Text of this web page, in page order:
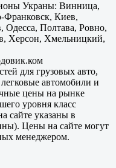
Украны: Винница,
Киев,
Одесса, Полтава, Ровно,
Херсон, Хмельницкий,
для грузовых авто,
автомобили и
цены на рынке
уровня класс
сайте указаны в
Цены на сайте могут
менеджером.